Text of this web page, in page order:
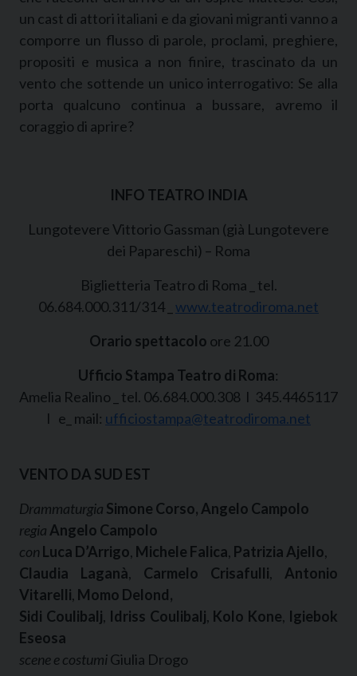
un cast di attori italiani e da giovani migranti vanno a
comporre un flusso di parole, proclami, preghiere,
propositi e musica a non finire, trascinato da un
vento che sottende un unico interrogativo: Se alla
porta qualcuno continua a bussare, avremo il
coraggio di aprire?
INFO TEATRO INDIA
Lungotevere Vittorio Gassman (già Lungotevere
dei Papareschi) – Roma
Biglietteria Teatro di Roma _ tel.
06.684.000.311/314 _ www.teatrodiroma.net
Orario spettacolo ore 21.00
Ufficio Stampa Teatro di Roma:
Amelia Realino _ tel. 06.684.000.308 I 345.4465117
I e_ mail: ufficiostampa@teatrodiroma.net
VENTO DA SUD EST
Drammaturgia Simone Corso, Angelo Campolo
regia Angelo Campolo
con Luca D’Arrigo, Michele Falica, Patrizia Ajello,
Claudia Laganà, Carmelo Crisafulli, Antonio
Vitarelli, Momo Delond,
Sidi Coulibalj, Idriss Coulibalj, Kolo Kone, Igiebok
Eseosa
scene e costumiGiulia Drogo